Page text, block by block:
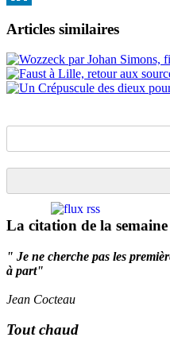
Articles similaires
La citation de la semaine
" Je ne cherche pas les
à part"
Jean Cocteau
Tout chaud